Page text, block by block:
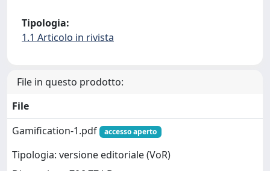
Tipologia:
1.1 Articolo in rivista
File in questo prodotto:
File
Gamification-1.pdf
accesso aperto
Tipologia: versione editoriale (VoR)